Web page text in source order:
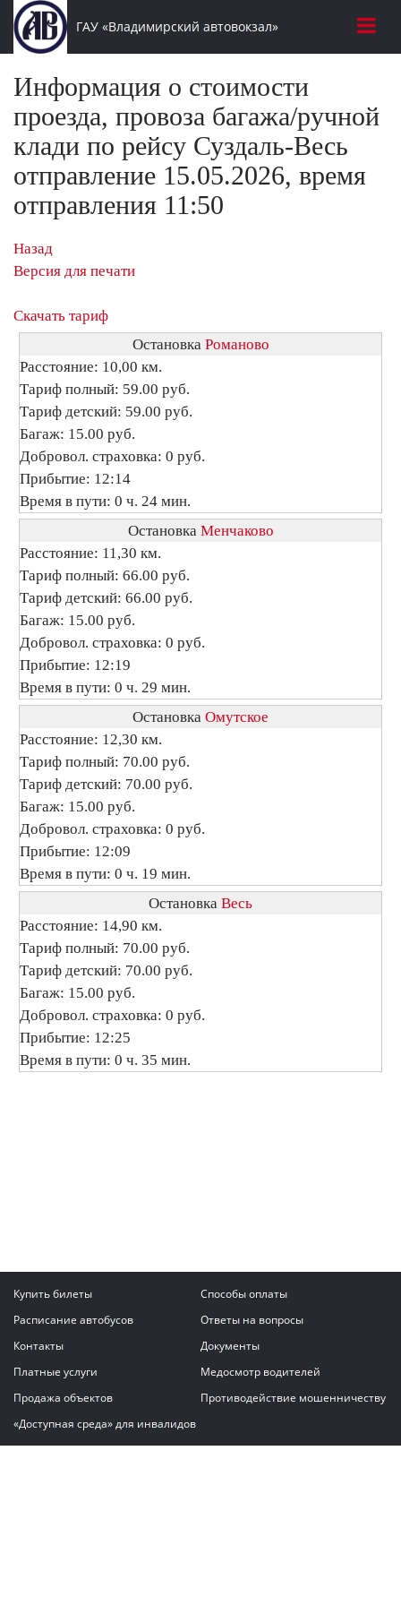
ГАУ «Владимирский автовокзал»
Информация о стоимости
проезда, провоза багажа/ручной
клади по рейсу Суздаль-Весь
отправление 15.05.2026, время
отправления 11:50
Назад
Версия для печати
Скачать тариф
Остановка Романово
Расстояние: 10,00 км.
Тариф полный: 59.00 руб.
Тариф детский: 59.00 руб.
Багаж: 15.00 руб.
Добровол. страховка: 0 руб.
Прибытие: 12:14
Время в пути: 0 ч. 24 мин.
Остановка Менчаково
Расстояние: 11,30 км.
Тариф полный: 66.00 руб.
Тариф детский: 66.00 руб.
Багаж: 15.00 руб.
Добровол. страховка: 0 руб.
Прибытие: 12:19
Время в пути: 0 ч. 29 мин.
Остановка Омутское
Расстояние: 12,30 км.
Тариф полный: 70.00 руб.
Тариф детский: 70.00 руб.
Багаж: 15.00 руб.
Добровол. страховка: 0 руб.
Прибытие: 12:09
Время в пути: 0 ч. 19 мин.
Остановка Весь
Расстояние: 14,90 км.
Тариф полный: 70.00 руб.
Тариф детский: 70.00 руб.
Багаж: 15.00 руб.
Добровол. страховка: 0 руб.
Прибытие: 12:25
Время в пути: 0 ч. 35 мин.
Купить билеты
Способы оплаты
Расписание автобусов
Ответы на вопросы
Контакты
Документы
Платные услуги
Медосмотр водителей
Продажа объектов
Противодействие мошенничеству
«Доступная среда» для инвалидов